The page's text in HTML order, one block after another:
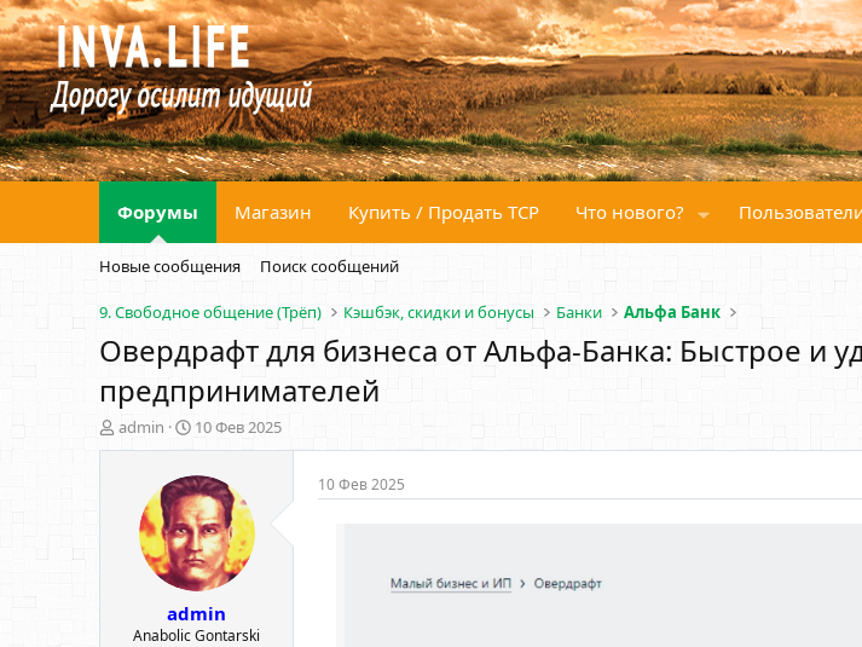
Форумы Магазин Купить / Продать ТСР Что нового?
Новые сообщения Поиск сообщений
9. Свободное общение (Трёп) Кэшбэк, скидки и бонусы Банки Альфа Банк
Овердрафт для бизнеса от Альфа-Банка: Быстрое и
предпринимателей
А
в
admin
Д
а
а
н
а
ч
а
а
10 Фев 2025
admin
Anabolic Gontarski
10 Фев 2025